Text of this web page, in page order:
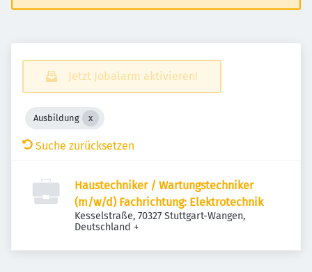
Jetzt Jobalarm aktivieren!
Ausbildung
Suche zurücksetzen
Haustechniker / Wartungstechniker
(m/w/d) Fachrichtung: Elektrotechnik
Kesselstraße, 70327 Stuttgart-Wangen,
Deutschland +